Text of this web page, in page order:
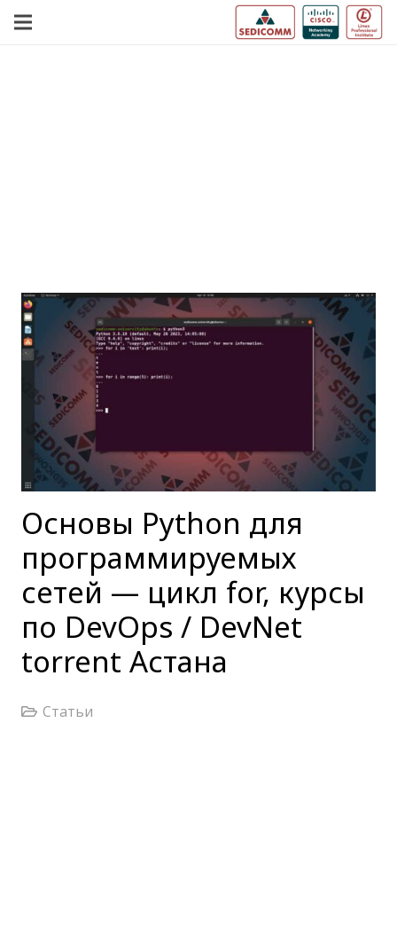
Основы Python для
программируемых
сетей — цикл for, курсы
по DevOps / DevNet
torrent Астана
Статьи